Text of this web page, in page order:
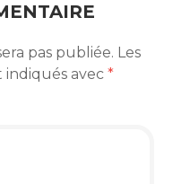
pas publiée. Les
indiqués avec *